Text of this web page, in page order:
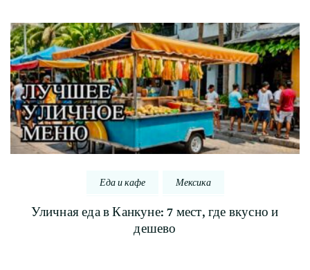
Еда и кафе Мексика
Уличная еда в Канкуне: 7 мест, где вкусно и
дешево